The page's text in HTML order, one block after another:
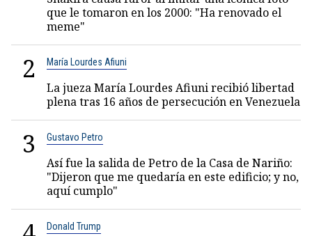
que le tomaron en los 2000: "Ha renovado el
meme"
2 María Lourdes Afiuni
La jueza María Lourdes Afiuni recibió libertad
plena tras 16 años de persecución en Venezuela
3 Gustavo Petro
Así fue la salida de Petro de la Casa de Nariño:
"Dijeron que me quedaría en este edificio; y no,
aquí cumplo"
Donald Trump